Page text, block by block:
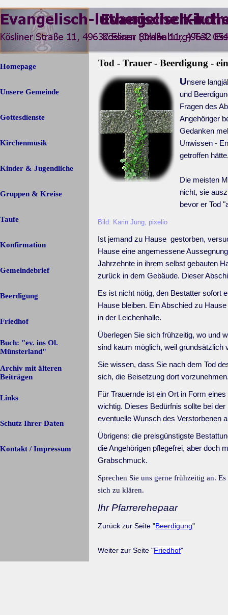
Menü überspringen
Homepage
Unsere Gemeinde
Gottesdienste
Kirchenmusik
Kinder & Jugendliche
Gruppen & Kreise
Taufe
Konfirmation
Gemeindebrief
Beerdigung
Friedhof
Buch: "ev. ins Ol.
Münsterland"
Archiv mit älteren
Beiträgen
Links
Schutz Ihrer Daten
Kontakt / Impressum
Tod - Trauer - Beerdigung -
Unsere
und
Fragen des
Angehöriger
Gedanken
Unwissen -
getroffen
Die meisten
nicht, sie
bevor er Tod
Bild: Karin Jung, pixelio
Ist jemand zu Hause gestorben,
Hause eine angemessene
Jahrzehnte in ihrem selbst gebauten
zurück in dem Gebäude. Dieser
Es ist nicht nötig, den Bestatter sofort
Hause bleiben. Ein Abschied zu
in der Leichenhalle.
Überlegen Sie sich frühzeitig, wo und
sind kaum möglich, weil grundsätzlich
Sie wissen, dass Sie nach dem Tod
sich, die Beisetzung dort
Für Trauernde ist ein Ort in Form
wichtig. Dieses Bedürfnis sollte bei
eventuelle Wunsch des Verstorbenen
Übrigens: die preisgünstigste
die Angehörigen pflegefrei, aber doch
Grabschmuck.
Sprechen Sie uns gerne frühzeitig an.
sich zu klären.
Ihr Pfarrerehepaar
Zurück zur Seite "Beerdigung"
Weiter zur Seite "Friedhof"